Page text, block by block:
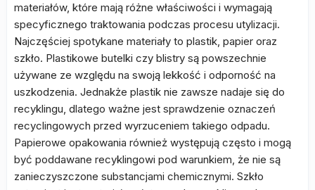
materiałów, które mają różne właściwości i wymagają
specyficznego traktowania podczas procesu utylizacji.
Najczęściej spotykane materiały to plastik, papier oraz
szkło. Plastikowe butelki czy blistry są powszechnie
używane ze względu na swoją lekkość i odporność na
uszkodzenia. Jednakże plastik nie zawsze nadaje się do
recyklingu, dlatego ważne jest sprawdzenie oznaczeń
recyclingowych przed wyrzuceniem takiego odpadu.
Papierowe opakowania również występują często i mogą
być poddawane recyklingowi pod warunkiem, że nie są
zanieczyszczone substancjami chemicznymi. Szkło